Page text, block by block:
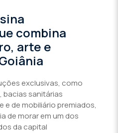
combina
arte e
exclusivas, como
sanitárias
e de mobiliário premiados,
de morar em um dos
da capital